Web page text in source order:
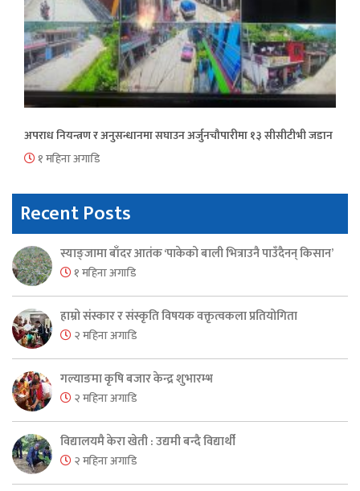
अपराध नियन्त्रण र अनुसन्धानमा सघाउन अर्जुनचौपारीमा १३ सीसीटीभी जडान
१ महिना अगाडि
Recent Posts
स्याङ्जामा बाँदर आतंक ‘पाकेको बाली भित्राउनै पाउँदैनन् किसान’
१ महिना अगाडि
हाम्रो संस्कार र संस्कृति विषयक वक्तृत्वकला प्रतियोगिता
२ महिना अगाडि
गल्याङमा कृषि बजार केन्द्र शुभारम्भ
२ महिना अगाडि
विद्यालयमै केरा खेती : उद्यमी बन्दै विद्यार्थी
२ महिना अगाडि